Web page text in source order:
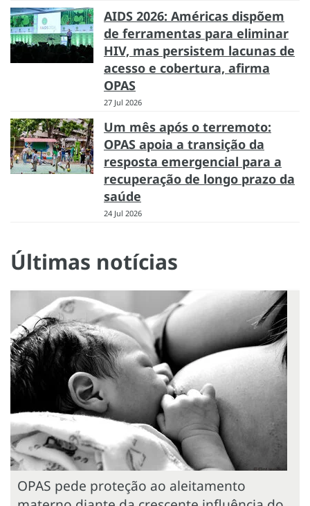
AIDS 2026: Américas dispõem
de ferramentas para eliminar
HIV, mas persistem lacunas de
acesso e cobertura, afirma
OPAS
27 Jul 2026
Um mês após o terremoto:
OPAS apoia a transição da
resposta emergencial para a
recuperação de longo prazo da
saúde
24 Jul 2026
Últimas notícias
OPAS pede proteção ao aleitamento